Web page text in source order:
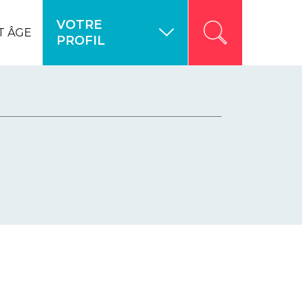
ÂGE
VOTRE
PROFIL